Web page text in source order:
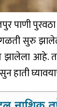
पाणी
सुरु
झालेला आहे.
हाती